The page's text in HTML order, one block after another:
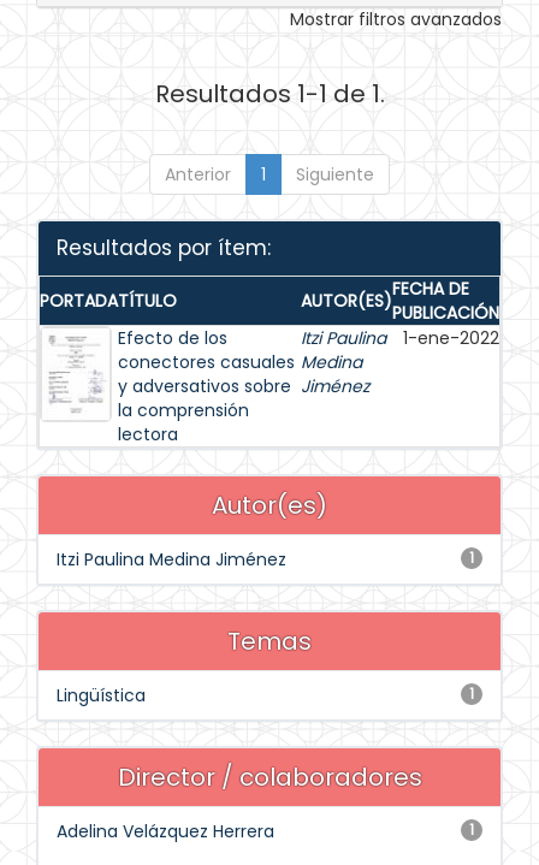
Mostrar filtros avanzados
Resultados 1-1 de 1.
Anterior 1 Siguiente
Resultados por ítem:
PORTADATÍTULO AUTOR(ES)FECHA DE
PUBLICACIÓN
Efecto de los
conectores casuales
y adversativos sobre
la comprensión
lectora
Itzi Paulina
Medina
Jiménez
1-ene-2022
Autor(es)
1
Itzi Paulina Medina Jiménez
Temas
1
Lingüística
Director / colaboradores
1
Adelina Velázquez Herrera